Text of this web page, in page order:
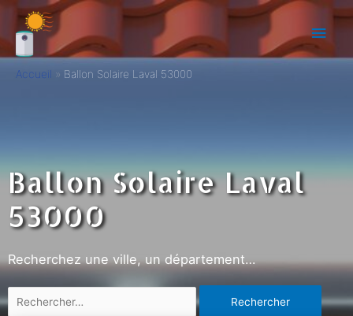
Accueil Ballon Solaire Laval 53000
Ballon Solaire Laval
53000
Recherchez une ville, un département…